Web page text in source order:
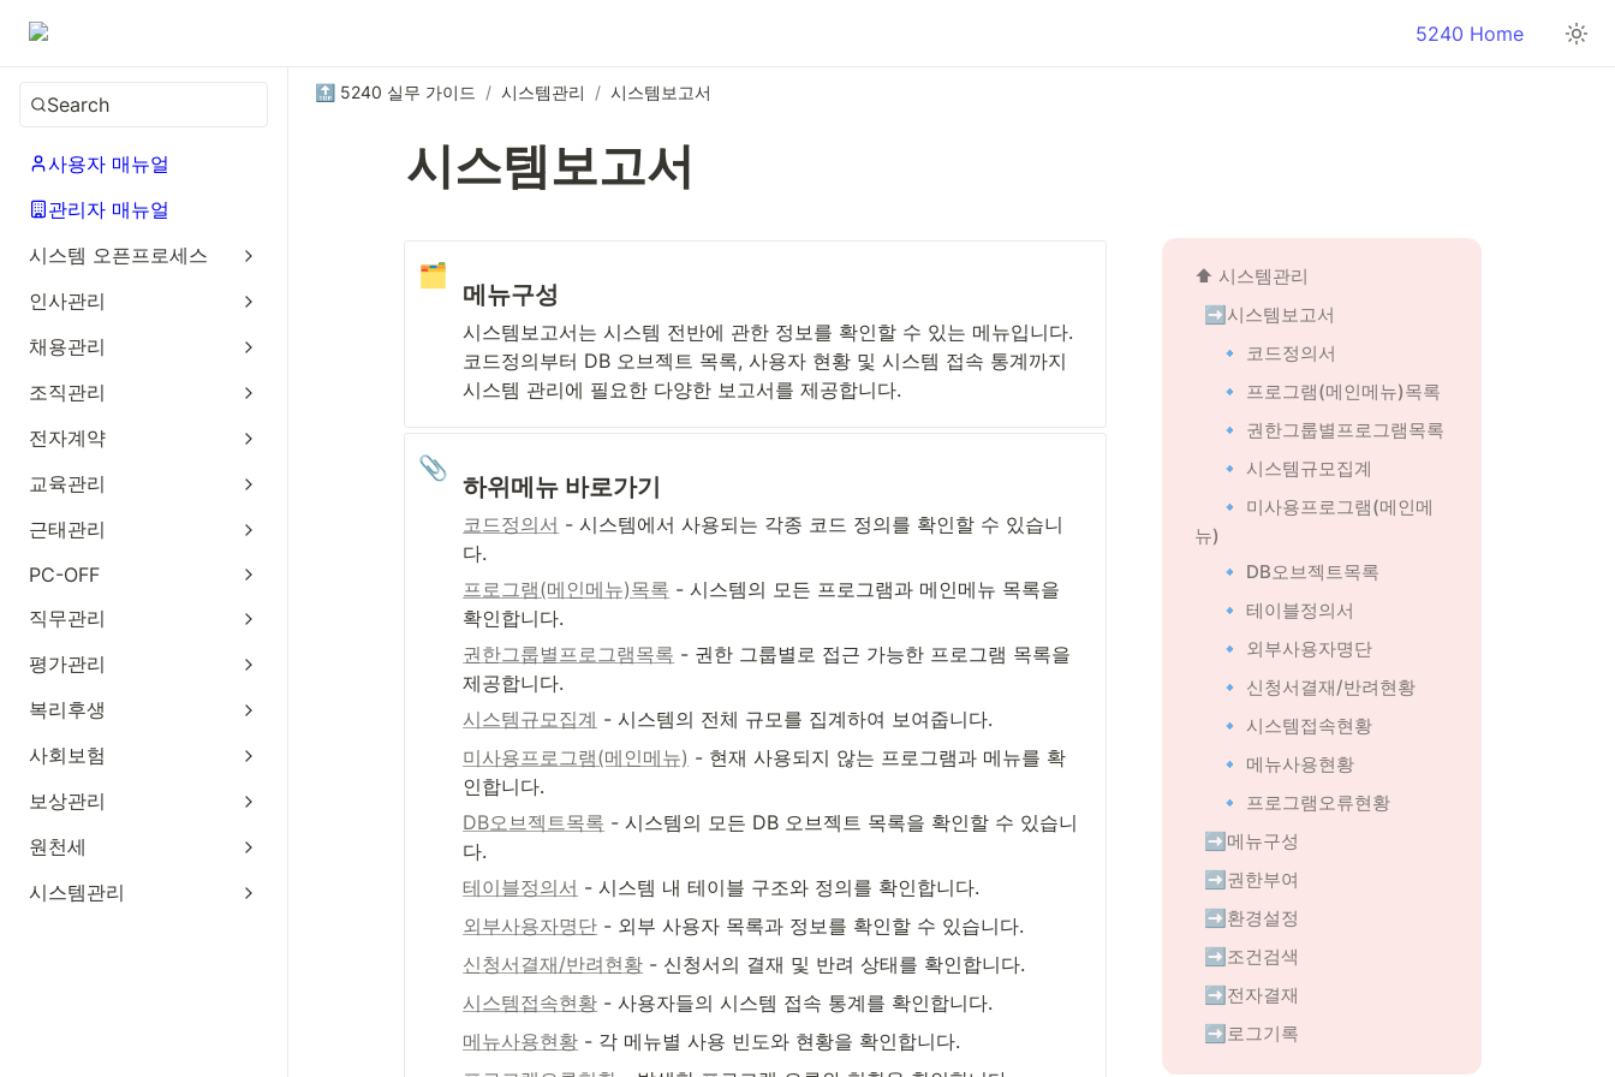
5240 Home
Search
사용자 매뉴얼
관리자 매뉴얼
시스템 오픈프로세스
인사관리
채용관리
조직관리
전자계약
교육관리
근태관리
PC-OFF
직무관리
평가관리
복리후생
사회보험
보상관리
원천세
시스템관리
🔝 5240 실무 가이드 / 시스템관리 / 시스템보고서
시스템보고서
🗂️
메뉴구성
시스템보고서는 시스템 전반에 관한 정보를 확인할 수 있는 메뉴입니다.
코드정의부터 DB 오브젝트 목록, 사용자 현황 및 시스템 접속 통계까지
시스템 관리에 필요한 다양한 보고서를 제공합니다.
📎
하위메뉴 바로가기
코드정의서 - 시스템에서 사용되는 각종 코드 정의를 확인할 수 있습니
다.
프로그램(메인메뉴)목록 - 시스템의 모든 프로그램과 메인메뉴 목록을
확인합니다.
권한그룹별프로그램목록 - 권한 그룹별로 접근 가능한 프로그램 목록을
제공합니다.
시스템규모집계 - 시스템의 전체 규모를 집계하여 보여줍니다.
미사용프로그램(메인메뉴) - 현재 사용되지 않는 프로그램과 메뉴를 확
인합니다.
DB오브젝트목록 - 시스템의 모든 DB 오브젝트 목록을 확인할 수 있습니
다.
테이블정의서 - 시스템 내 테이블 구조와 정의를 확인합니다.
외부사용자명단 - 외부 사용자 목록과 정보를 확인할 수 있습니다.
신청서결재/반려현황 - 신청서의 결재 및 반려 상태를 확인합니다.
시스템접속현황 - 사용자들의 시스템 접속 통계를 확인합니다.
메뉴사용현황 - 각 메뉴별 사용 빈도와 현황을 확인합니다.
⬆️ 시스템관리
➡️시스템보고서
🔹 코드정의서
🔹 프로그램(메인메뉴)목록
🔹 권한그룹별프로그램목록
🔹 시스템규모집계
🔹 미사용프로그램(메인메
뉴)
🔹 DB오브젝트목록
🔹 테이블정의서
🔹 외부사용자명단
🔹 신청서결재/반려현황
🔹 시스템접속현황
🔹 메뉴사용현황
🔹 프로그램오류현황
➡️메뉴구성
➡️권한부여
➡️환경설정
➡️조건검색
➡️전자결재
➡️로그기록